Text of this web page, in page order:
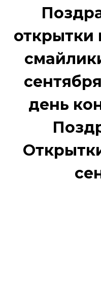
открытки
день